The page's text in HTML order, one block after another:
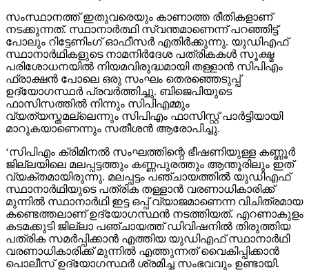
സംസ്ഥാനത്ത് ഇതുവരെയും കാണാത്ത രീതികളാണ്
നടക്കുന്നത്. സ്ഥാനാര്‍ത്ഥി സ്വന്തമാണെന്ന് പറഞ്ഞിട്ട്
പോലും റിട്ടേണിംഗ് ഓഫീസര്‍ എതിര്‍ക്കുന്നു. യുഡിഎഫ്
സ്ഥാനാര്‍ഥികളുടെ നാമനിര്‍ദേശ പത്രികകള്‍ സൂക്ഷ്മ
പരിശോധനയില്‍ നിയമവിരുദ്ധമായി തള്ളാന്‍ സിപിഎം
ഫ്രാക്ഷന്‍ പോലെ ഒരു സംഘം തെരഞ്ഞെടുപ്പ്
ഉദ്യോഗസ്ഥര്‍ പ്രവര്‍ത്തിച്ചു. ബിജെപിയുടെ
ഫാസിസത്തില്‍ നിന്നും സിപിഎമ്മും
വ്യത്യസ്തമല്ലെന്നും സിപിഎം ഫാസിസ്റ്റ് പാര്‍ട്ടിയായി
മാറുകയാണെന്നും സതീശന്‍ ആരോപിച്ചു.
‘സിപിഎം ക്രിമിനല്‍ സംഘത്തിന്റെ ഭീഷണിയുള്ള കണ്ണൂര്‍
ജില്ലയിലെ മലപ്പട്ടത്തും കണ്ണപുരത്തും ആന്തൂരിലും ഇത്
വ്യക്തമായിരുന്നു. മലപ്പട്ടം പഞ്ചായത്തില്‍ യുഡിഎഫ്
സ്ഥാനാര്‍ഥിയുടെ പത്രിക തള്ളാന്‍ വരണാധികാരിക്ക്
മുന്നില്‍ സ്ഥാനാര്‍ഥി ഇട്ട ഒപ്പ് വ്യാജമാണെന്ന വിചിത്രമായ
കണ്ടെത്തലാണ് ഉദ്യോഗസ്ഥന്‍ നടത്തിയത്. എറണാകുളം
കടമക്കുടി ജില്ലാ പഞ്ചായത്ത് ഡിവിഷനില്‍ തിരുത്തിയ
പത്രിക സമര്‍പ്പിക്കാന്‍ എത്തിയ യുഡിഎഫ് സ്ഥാനാര്‍ഥി
വരണാധികാരിക്ക് മുന്നില്‍ എത്തുന്നത് വൈകിപ്പിക്കാന്‍
പൊലീസ് ഉദ്യോഗസ്ഥര്‍ ശ്രമിച്ച സംഭവവും ഉണ്ടായി.